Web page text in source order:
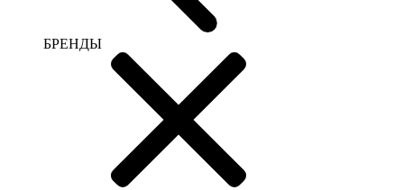
БРЕНДЫ